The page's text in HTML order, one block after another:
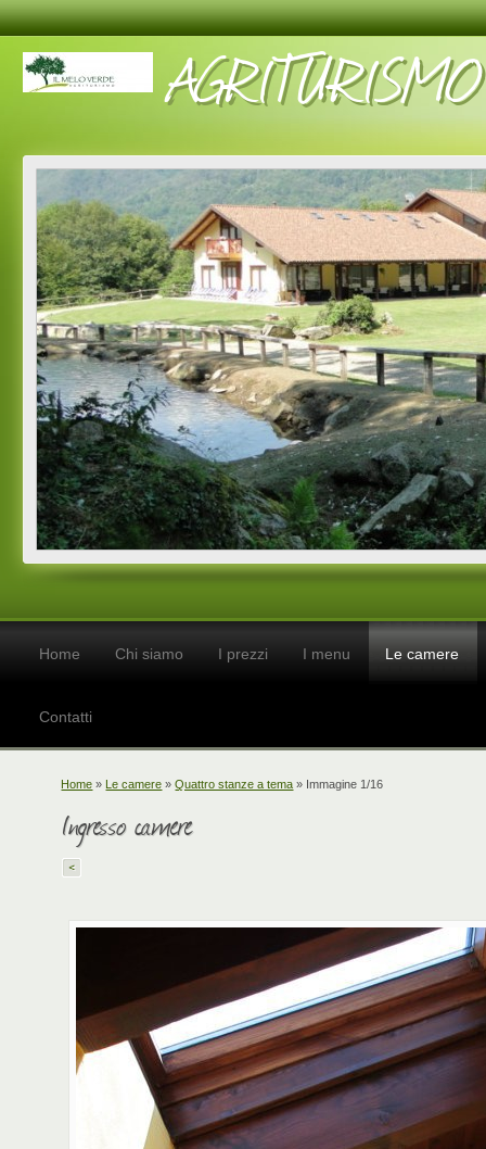
Home Chi siamo I prezzi I menu Le camere
Contatti
Home » Le camere »Quattro stanze a tema » Immagine 1/16
Ingresso camere